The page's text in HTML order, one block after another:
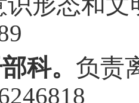
科。 负责